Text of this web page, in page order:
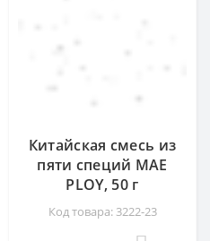
Китайская смесь из
пяти специй MAE
PLOY, 50 г
Код товара: 3222-23